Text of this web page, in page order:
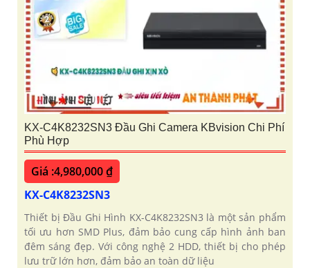
KX-C4K8232SN3 Đầu Ghi Camera KBvision Chi Phí
Phù Hợp
Giá :4,980,000 ₫
KX-C4K8232SN3
Thiết bị Đầu Ghi Hình KX-C4K8232SN3 là một sản phẩm
tối ưu hơn SMD Plus, đảm bảo cung cấp hình ảnh ban
đêm sáng đẹp. Với công nghệ 2 HDD, thiết bị cho phép
lưu trữ lớn hơn, đảm bảo an toàn dữ liệu